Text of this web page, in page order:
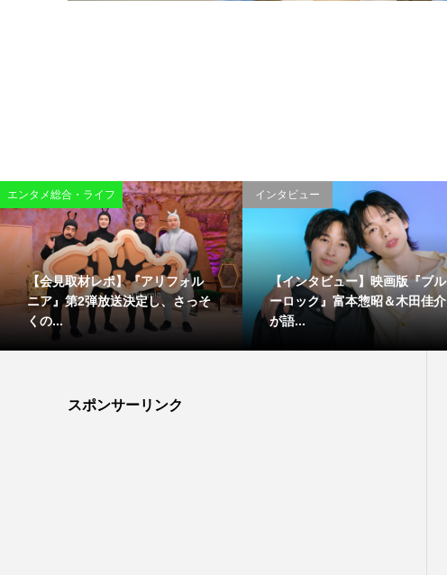
エンタメ総合・ライフ
【会見取材レポ】『アリフォル
ニア』第2弾放送決定し、さっそ
くの...
インタビュー
【インタビュー】映画版『ブル
ーロック』富本惣昭＆木田佳介
が語...
スポンサーリンク